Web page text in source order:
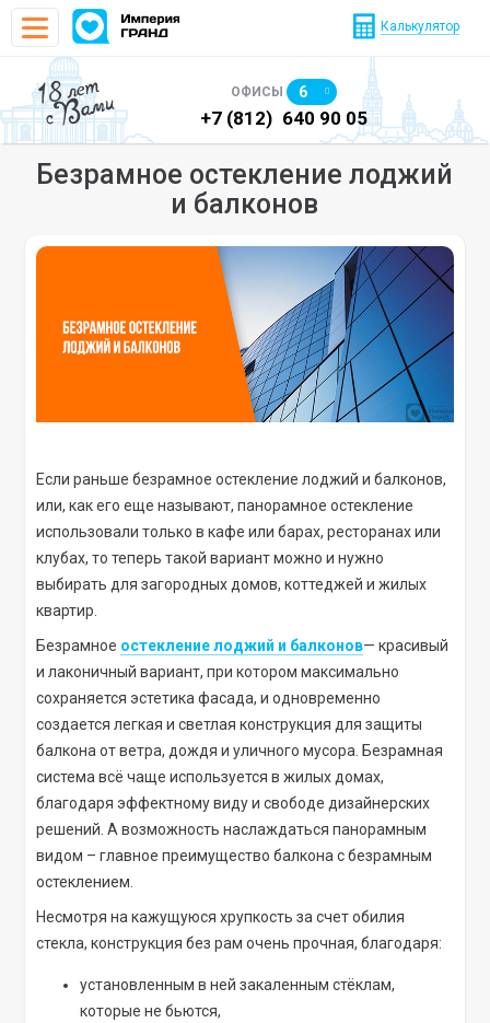
Калькулятор
18 лет
с Вами ОФИСЫ 6
640 90 48 +7 (812) 640 90 05
Безрамное остекление лоджий
и балконов
Если раньше безрамное остекление лоджий и балконов,
или, как его еще называют, панорамное остекление
использовали только в кафе или барах, ресторанах или
клубах, то теперь такой вариант можно и нужно
выбирать для загородных домов, коттеджей и жилых
квартир.
Безрамное остекление лоджий и балконов— красивый
и лаконичный вариант, при котором максимально
сохраняется эстетика фасада, и одновременно
создается легкая и светлая конструкция для защиты
балкона от ветра, дождя и уличного мусора. Безрамная
система всё чаще используется в жилых домах,
благодаря эффектному виду и свободе дизайнерских
решений. А возможность наслаждаться панорамным
видом – главное преимущество балкона с безрамным
остеклением.
Несмотря на кажущуюся хрупкость за счет обилия
стекла, конструкция без рам очень прочная, благодаря:
установленным в ней закаленным стёклам,
которые не бьются,